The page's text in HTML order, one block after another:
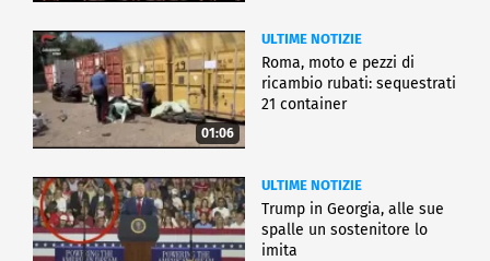
01:06
ULTIME NOTIZIE
Roma, moto e pezzi di
ricambio rubati: sequestrati
21 container
ULTIME NOTIZIE
Trump in Georgia, alle sue
spalle un sostenitore lo
imita